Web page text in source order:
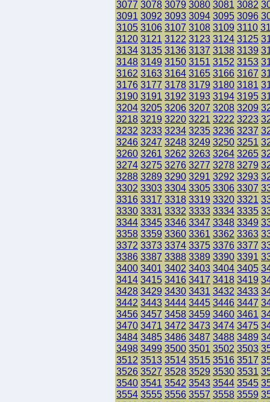
3077 3078 3079 3080 3081 3082
3091 3092 3093 3094 3095 3096
3105 3106 3107 3108 3109 3110
3120 3121 3122 3123 3124 3125
3134 3135 3136 3137 3138 3139
3148 3149 3150 3151 3152 3153
3162 3163 3164 3165 3166 3167
3176 3177 3178 3179 3180 3181
3190 3191 3192 3193 3194 3195
3204 3205 3206 3207 3208 3209
3218 3219 3220 3221 3222 3223
3232 3233 3234 3235 3236 3237
3246 3247 3248 3249 3250 3251
3260 3261 3262 3263 3264 3265
3274 3275 3276 3277 3278 3279
3288 3289 3290 3291 3292 3293
3302 3303 3304 3305 3306 3307
3316 3317 3318 3319 3320 3321
3330 3331 3332 3333 3334 3335
3344 3345 3346 3347 3348 3349
3358 3359 3360 3361 3362 3363
3372 3373 3374 3375 3376 3377
3386 3387 3388 3389 3390 3391
3400 3401 3402 3403 3404 3405
3414 3415 3416 3417 3418 3419
3428 3429 3430 3431 3432 3433
3442 3443 3444 3445 3446 3447
3456 3457 3458 3459 3460 3461
3470 3471 3472 3473 3474 3475
3484 3485 3486 3487 3488 3489
3498 3499 3500 3501 3502 3503
3512 3513 3514 3515 3516 3517
3526 3527 3528 3529 3530 3531
3540 3541 3542 3543 3544 3545
3554 3555 3556 3557 3558 3559